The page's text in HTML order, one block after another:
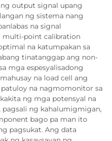
output signal upang
ng sistema nang
na signal
multi-point calibration
na katumpakan sa
tinatanggap ang non-
mga espesyalisadong
na load cell ang
na nagmomonitor sa
ng mga potensyal na
pagsali ng kahalumigmigan,
bago pa man ito
pagsukat. Ang data